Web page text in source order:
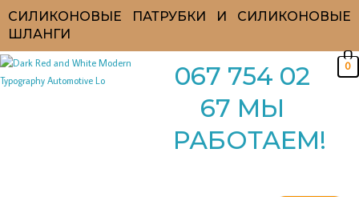
СИЛИКОНОВЫЕ ПАТРУБКИ И СИЛИКОНОВЫЕ
ШЛАНГИ
067 754 02
67 МЫ
РАБОТАЕМ!
0